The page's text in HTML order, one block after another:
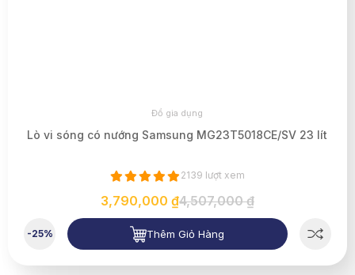
Đồ gia dụng
Lò vi sóng có nướng Samsung MG23T5018CE/SV 23 lít
2139 lượt xem
3,790,000 ₫4,507,000 ₫
-25% Thêm Giỏ Hàng